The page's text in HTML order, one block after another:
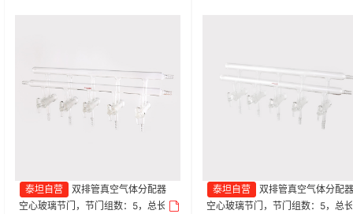
泰坦自营
双排管真空气体分配器
空心玻璃节门，节门组数：5，总长：
泰坦自营
双排管真空气体分配器
空心玻璃节门，节门组数：5，总